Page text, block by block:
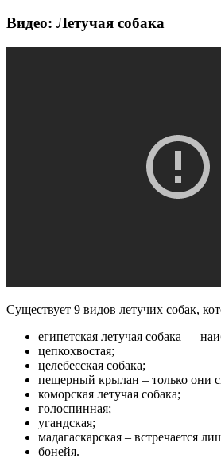
Видео: Летучая собака
Существует 9 видов летучих собак,
египетская летучая собака —
цепкохвостая;
целебесская собака;
пещерный крылан – только они
коморская летучая собака;
голоспинная;
угандская;
мадагаскарская – встречается
бонейя.